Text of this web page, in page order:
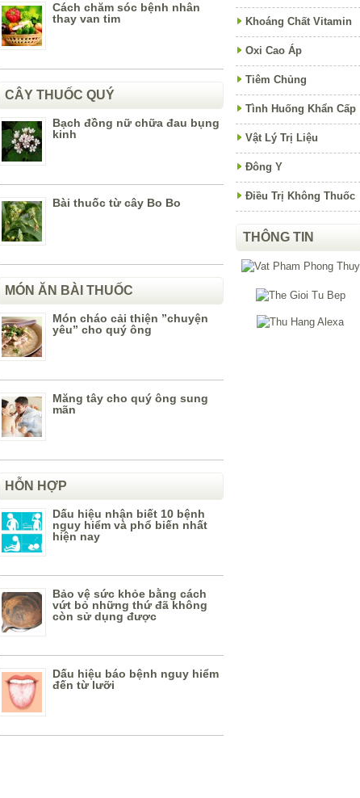
Cách chăm sóc bệnh nhân
thay van tim
CÂY THUỐC QUÝ
Bạch đồng nữ chữa đau bụng
kinh
Bài thuốc từ cây Bo Bo
MÓN ĂN BÀI THUỐC
Món cháo cải thiện ”chuyện
yêu” cho quý ông
Măng tây cho quý ông sung
mãn
HỖN HỢP
Dấu hiệu nhận biết 10 bệnh
nguy hiểm và phổ biến nhất
hiện nay
Bảo vệ sức khỏe bằng cách
vứt bỏ những thứ đã không
còn sử dụng được
Dấu hiệu báo bệnh nguy hiểm
đến từ lưỡi
Khoáng Chất Vitamin
Oxi Cao Áp
Tiêm Chủng
Tình Huống Khẩn Cấp
Vật Lý Trị Liệu
Đông Y
Điều Trị Không Thuốc
THÔNG TIN